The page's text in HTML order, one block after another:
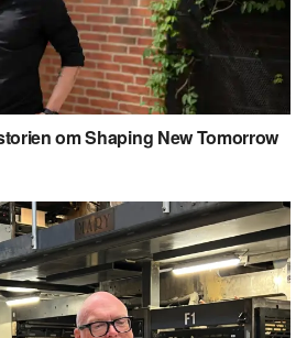
om Shaping New Tomorrow